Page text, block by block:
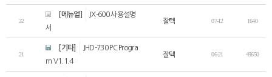
22
[메뉴얼]
JX-600 사용설명
서
잘텍 07-12 1640
21
[기타]
JHD-730 PC Progra
m V1.1.4
잘텍 06-21 49650